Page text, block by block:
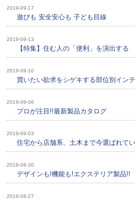
2019-09-17
遊びも 安全安心も 子ども目線
2019-09-13
【特集】住む人の「便利」を演出する
2019-09-10
買いたい欲求をシゲキする部位別イン
2019-09-06
プロが注目!!最新製品カタログ
2019-09-03
住宅から店舗系、土木まで今選ばれて
2019-08-30
デザインも!機能も!エクステリア製品!!
2019-08-27